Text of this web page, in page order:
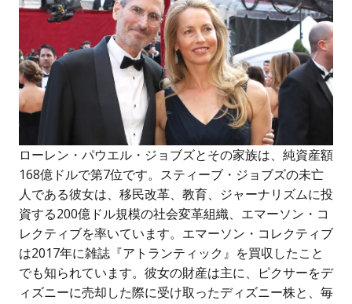
ローレン・パウエル・ジョブズとその家族は、純資産額
168億ドルで第7位です。スティーブ・ジョブズの未亡
人である彼女は、移民改革、教育、ジャーナリズムに投
資する200億ドル規模の社会変革組織、エマーソン・コ
レクティブを率いています。エマーソン・コレクティブ
は2017年に雑誌『アトランティック』を買収したこと
でも知られています。彼女の財産は主に、ピクサーをデ
ィズニーに売却した際に受け取ったディズニー株と、毎